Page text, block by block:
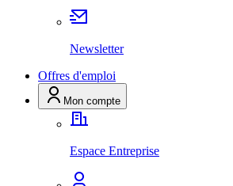
Newsletter
Offres d'emploi
Mon compte
Espace Entreprise